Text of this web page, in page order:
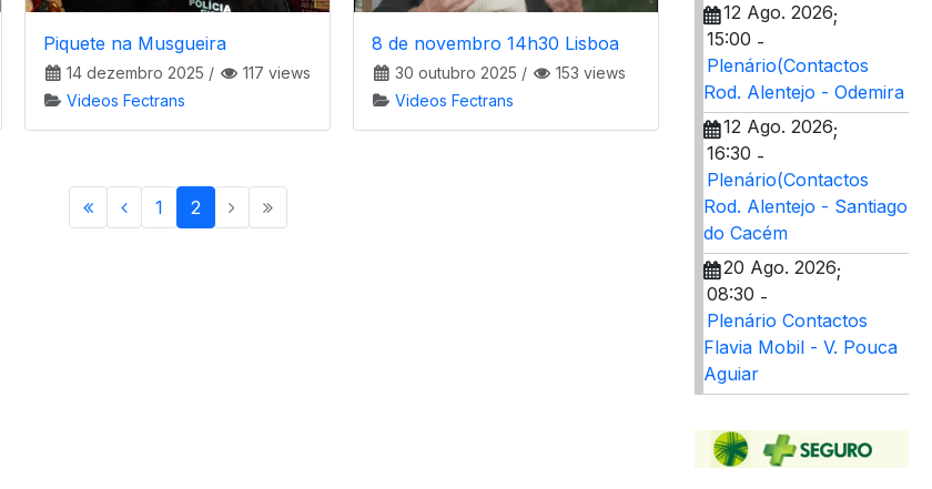
Piquete na Musgueira
14 dezembro 2025 /
117 views
Videos Fectrans
8 de novembro 14h30 Lisboa
30 outubro 2025 /
153 views
Videos Fectrans
1 2
12 Ago. 2026;
15:00 -
Plenário(Contactos
Rod. Alentejo - Odemira
12 Ago. 2026;
16:30 -
Plenário(Contactos
Rod. Alentejo - Santiago
do Cacém
20 Ago. 2026;
08:30 -
Plenário Contactos
Flavia Mobil - V. Pouca
Aguiar